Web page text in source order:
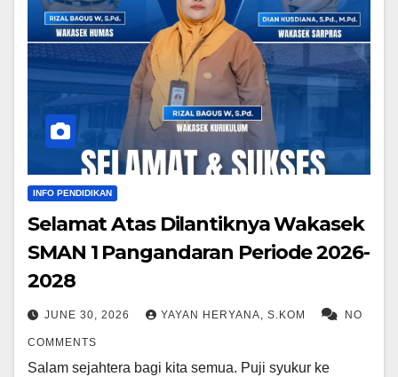
INFO PENDIDIKAN
Selamat Atas Dilantiknya Wakasek
SMAN 1 Pangandaran Periode 2026-
2028
JUNE 30, 2026 YAYAN HERYANA, S.KOM NO
COMMENTS
Salam sejahtera bagi kita semua. Puji syukur ke